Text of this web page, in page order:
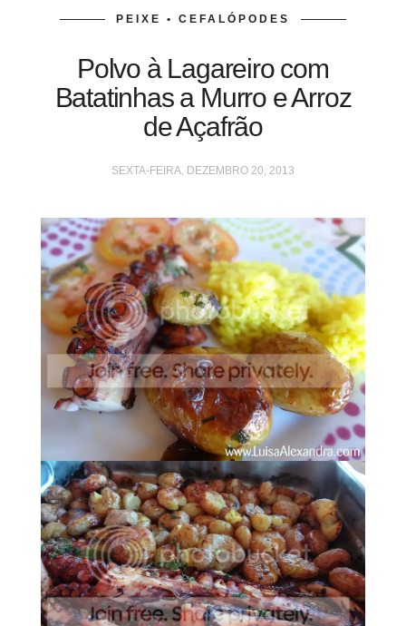
PEIXE • CEFALÓPODES
Polvo à Lagareiro com
Batatinhas a Murro e Arroz
de Açafrão
SEXTA-FEIRA, DEZEMBRO 20, 2013